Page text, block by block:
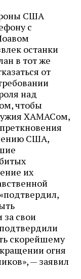
США
с
останки
в тот же
от
над
чтобы
ХАМАСом,
США,
их
за свои
скорейшему
огня
— заявил